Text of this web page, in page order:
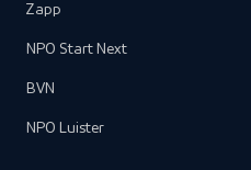
Zapp
NPO Start Next
BVN
NPO Luister